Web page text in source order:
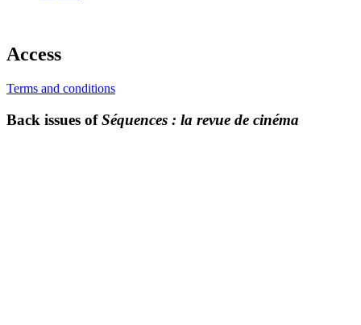
Access
Terms and conditions
Back issues ofSéquences : la revue de cinéma